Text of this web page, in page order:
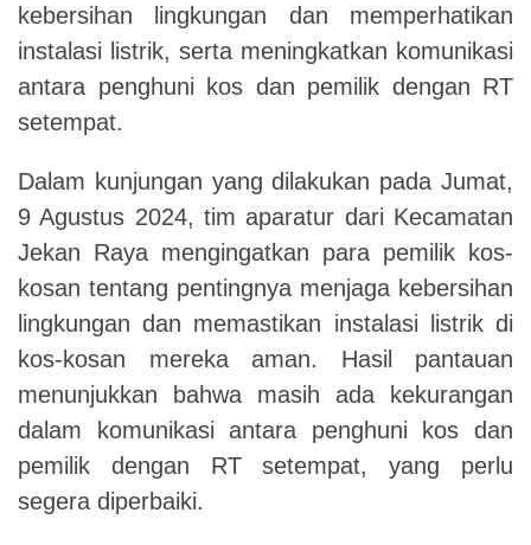
kebersihan lingkungan dan memperhatikan
instalasi listrik, serta meningkatkan komunikasi
antara penghuni kos dan pemilik dengan RT
setempat.
Dalam kunjungan yang dilakukan pada Jumat,
9 Agustus 2024, tim aparatur dari Kecamatan
Jekan Raya mengingatkan para pemilik kos-
kosan tentang pentingnya menjaga kebersihan
lingkungan dan memastikan instalasi listrik di
kos-kosan mereka aman. Hasil pantauan
menunjukkan bahwa masih ada kekurangan
dalam komunikasi antara penghuni kos dan
pemilik dengan RT setempat, yang perlu
segera diperbaiki.